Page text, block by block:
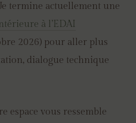
termine actuellement une
à l’EDAI
2026) pour aller plus
dialogue technique
espace vous ressemble